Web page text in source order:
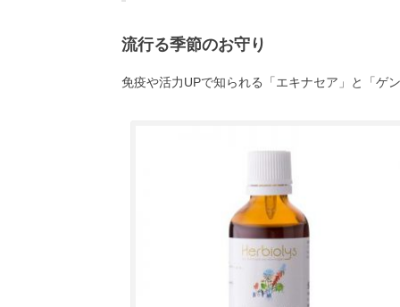
流行る季節のお守り
免疫や活力UPで知られる「エキナセア」と「ゲ